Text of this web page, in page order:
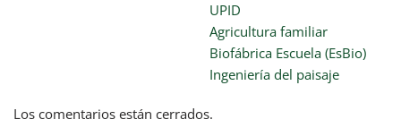
UPID
Agricultura familiar
Biofábrica Escuela (EsBio)
Ingeniería del paisaje
Los comentarios están cerrados.